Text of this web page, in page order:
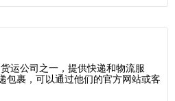
运公司之一，提供快递和物流服
包裹，可以通过他们的官方网站或客